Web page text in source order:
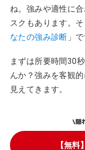
ね。強みや適性に
スクもあります。
なたの強み診断 」で
まずは所要時間30
んか？強みを客観
見えてきます。
\隠
【無